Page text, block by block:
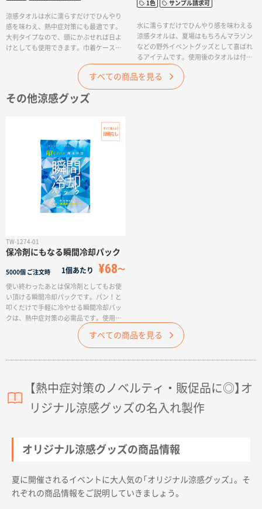
涼感タオルは水に濡らすだけでひんやり
感を味わえ、熱中症対策にも最適です。
大判タイプなので、頭にかぶせれば日よ
けとしても使用できます。巾着ケース付
持ち運びにも便利です。野外フェスの物
販品や熱中対策のキャンペーンノベルテ
ィとしてもおすすめの商品です。
1色 サンプル請求可
水に濡らすだけでひんやり感を味わえる
涼感タオルは、夏場はもちろんマラソン
などの野外イベントグッズとして喜ばれ
るアイテムです。使用後のタオルは付属
の巾着に収納し、コンパクトに持ち歩き
できます。また、外側の巾着に名入れが
可能であり、PR効果も狙えます。
すべての商品を見る
その他涼感グッズ
TW-1274-01
保冷剤にもなる瞬間冷却パック
5000個 ご注文時 1個あたり ¥68
使い終わったあとは保冷剤としてもお使
い頂ける瞬間冷却パックです。パン！と
叩くだけで手軽に冷やせる瞬間冷却パッ
クは、熱中症対策の必需品です。使用後
は凍らせることで保冷剤としてお使い頂
けるので、長くお使い頂けるアイテムと
なっております。名入れなしですぐに届
くため、営業まわりの粗品やイベントの
すめの商品です。
すべての商品を見る
【熱中症対策のノベルティ・販促品に◎】オ
リジナル涼感グッズの名入れ製作
オリジナル涼感グッズの商品情報
夏に開催されるイベントに大人気の「オリジナル涼感グッズ」。そ
れぞれの商品情報をご説明していきましょう。